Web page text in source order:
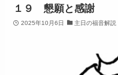
１９ 懇願と感謝
2025年10月6日 主日の福音解説